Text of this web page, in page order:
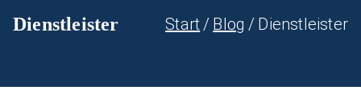
Dienstleister Start Blog Dienstleister